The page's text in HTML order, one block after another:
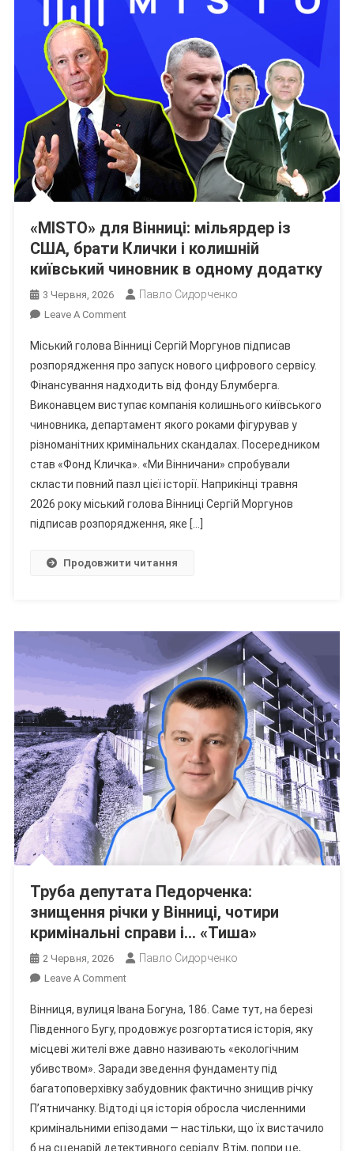
«MISTO» для Вінниці: мільярдер із
США, брати Клички і колишній
київський чиновник в одному додатку
3 Червня, 2026 Павло Сидорченко
Leave A CommentOn
Для
Вінниці:
Мільярдер
Із
США,
Брати
Клички
Чиновник
Одному
Міський голова Вінниці Сергій Моргунов підписав
розпорядження про запуск нового цифрового сервісу.
Фінансування надходить від фонду Блумберга.
Виконавцем виступає компанія колишнього київського
чиновника, департамент якого роками фігурував у
різноманітних кримінальних скандалах. Посередником
став «Фонд Кличка». «Ми Вінничани» спробували
скласти повний пазл цієї історії. Наприкінці травня
2026 року міський голова Вінниці Сергій Моргунов
підписав розпорядження, яке […]
Продовжити читання
Труба депутата Педорченка:
знищення річки у Вінниці, чотири
кримінальні справи і… «Тиша»
2 Червня, 2026 Павло Сидорченко
Leave A CommentOn
Депутата
Педорченка:
Знищення
Річки
У
Вінниці,
Чотири
Вінниця, вулиця Івана Богуна, 186. Саме тут, на березі
Південного Бугу, продовжує розгортатися історія, яку
місцеві жителі вже давно називають «екологічним
убивством». Заради зведення фундаменту під
багатоповерхівку забудовник фактично знищив річку
П’ятничанку. Відтоді ця історія обросла численними
кримінальними епізодами — настільки, що їх вистачило
б на сценарій детективного серіалу. Втім, попри це,